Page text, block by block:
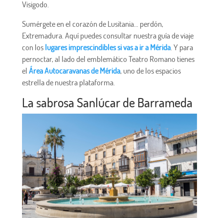
Visigodo.
Sumérgete en el corazón de Lusitania… perdón,
Extremadura. Aquí puedes consultar nuestra guía de viaje
con los lugares imprescindibles si vas a ir a Mérida. Y para
pernoctar, al lado del emblemático Teatro Romano tienes
el Área Autocaravanas de Mérida, uno de los espacios
estrella de nuestra plataforma.
La sabrosa Sanlúcar de Barrameda